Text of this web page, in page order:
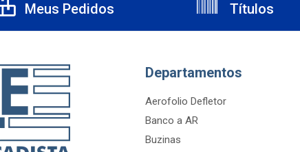
Meus Pedidos Títulos
Departamentos
Aerofolio Defletor
Banco a AR
Buzinas